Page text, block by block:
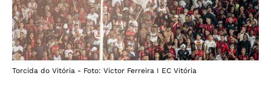
Torcida do Vitória - Foto: Victor Ferreira I EC Vitória